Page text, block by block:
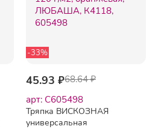
-33%
45.93 ₽68.64 ₽
арт: C605498
Тряпка ВИСКОЗНАЯ
универсальная